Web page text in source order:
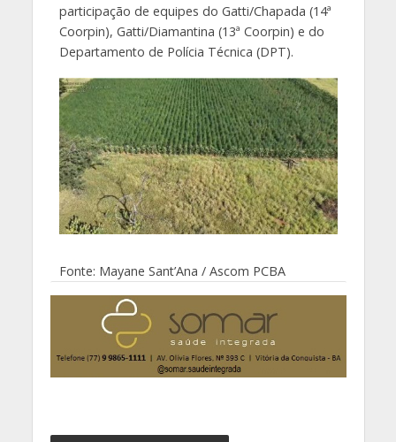
participação de equipes do Gatti/Chapada (14ª
Coorpin), Gatti/Diamantina (13ª Coorpin) e do
Departamento de Polícia Técnica (DPT).
Fonte: Mayane Sant’Ana / Ascom PCBA